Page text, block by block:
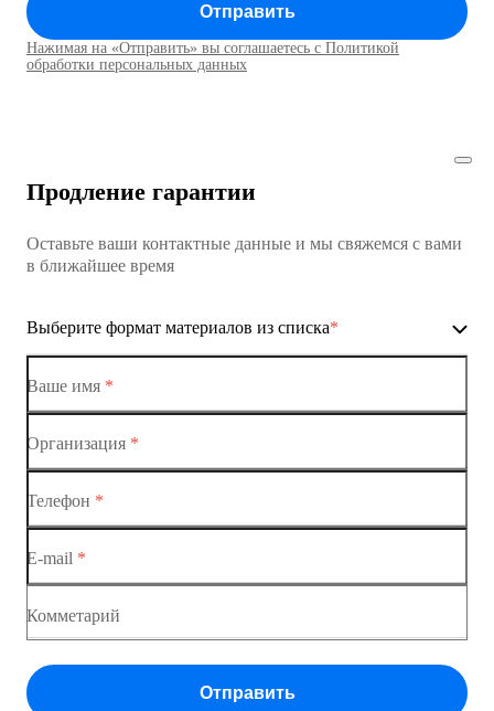
Коммутатор доступа MES1428
Коммутаторы доступа01
Коммутатор доступа MES1428
Коммутатор доступа MES1428
Коммутаторы доступа
Коммутатор доступа MES1428-04
Отправить
Нажимая на «Отправить» вы соглашаетесь с Политикой
обработки персональных данных
Продление гарантии
Оставьте ваши контактные данные и мы свяжемся с вами
в ближайшее время
Выберите формат материалов из списка*
Ethernet-коммутаторы
Коммутатор доступа MES1428
Ваше имя *
Организация *
Телефон *
E-mail *
Комметарий
Отправить